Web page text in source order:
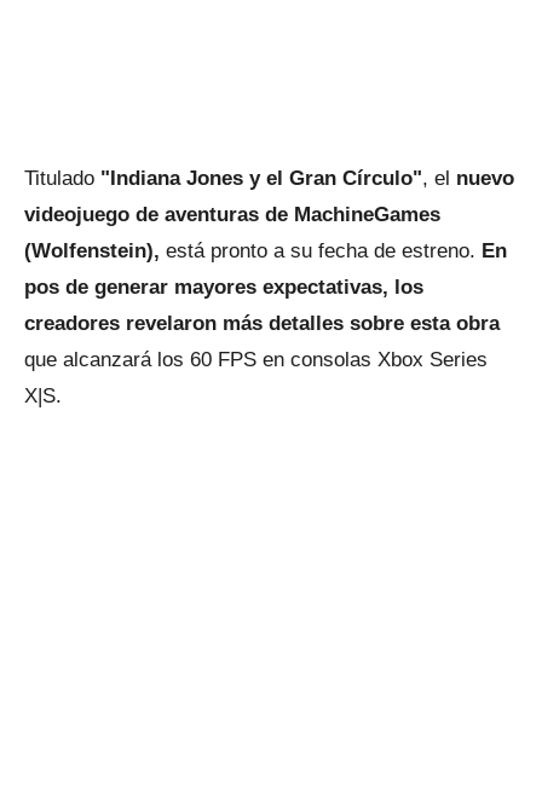
Titulado "Indiana Jones y el Gran Círculo", el nuevo
videojuego de aventuras de MachineGames
(Wolfenstein), está pronto a su fecha de estreno. En
pos de generar mayores expectativas, los
creadores revelaron más detalles sobre esta obra
que alcanzará los 60 FPS en consolas Xbox Series
X|S.